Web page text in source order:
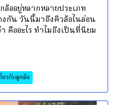
ออยู่หลากหลายประเภท
น วันนี้มาถึงคิวล้อไนล่อน
คืออะไร ทำไมถึงเป็นที่นิยม
วกับลูกล้อ